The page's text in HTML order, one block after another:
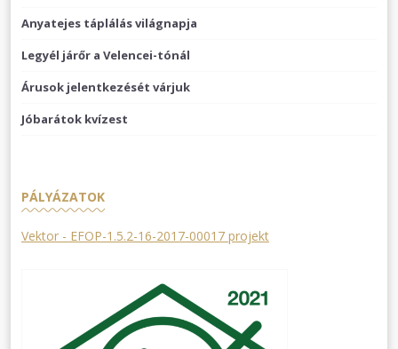
Anyatejes táplálás világnapja
Legyél járőr a Velencei-tónál
Árusok jelentkezését várjuk
Jóbarátok kvízest
PÁLYÁZATOK
Vektor - EFOP-1.5.2-16-2017-00017 projekt